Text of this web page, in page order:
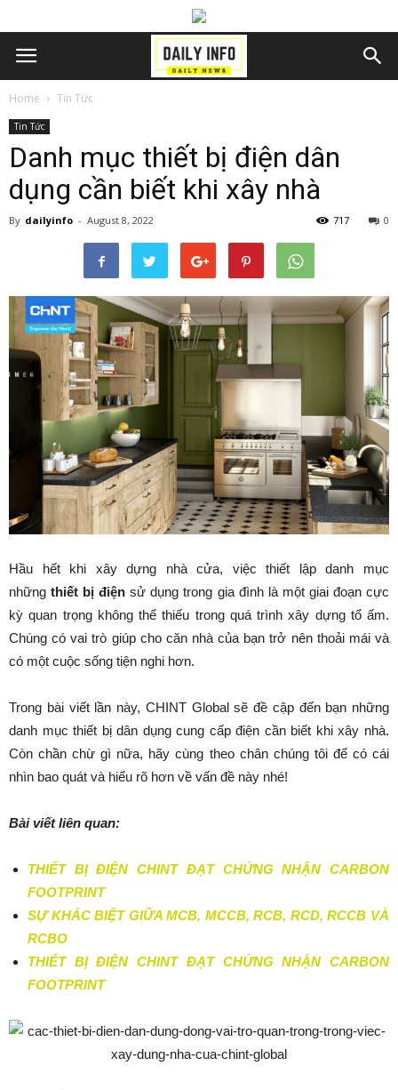
Home Tin Tức
Tin Tức
Danh mục thiết bị điện dân
dụng cần biết khi xây nhà
By dailyinfo - August 8, 2022 0
717
Hầu hết khi xây dựng nhà cửa, việc thiết lập danh mục
nhữngthiết bị điệnsử dụng trong gia đình là một giai đoạn cực
kỳ quan trọng không thể thiếu trong quá trình xây dựng tổ ấm.
Chúng có vai trò giúp cho căn nhà của bạn trở nên thoải mái và
có một cuộc sống tiện nghi hơn.
Trong bài viết lần này, CHINT Global sẽ đề cập đến bạn những
danh mục thiết bị dân dụng cung cấp điện cần biết khi xây nhà.
Còn chần chừ gì nữa, hãy cùng theo chân chúng tôi để có cái
nhìn bao quát và hiểu rõ hơn về vấn đề này nhé!
Bài viết liên quan:
THIẾT BỊ ĐIỆN CHINT ĐẠT CHỨNG NHẬN CARBON
FOOTPRINT
SỰ KHÁC BIỆT GIỮA MCB, MCCB, RCB, RCD, RCCB VÀ
RCBO
THIẾT BỊ ĐIỆN CHINT ĐẠT CHỨNG NHẬN CARBON
FOOTPRINT